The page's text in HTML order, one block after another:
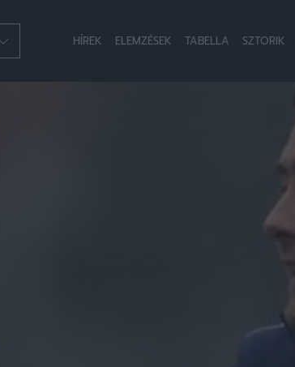
HÍREK ELEMZÉSEK TABELLA SZTORIK